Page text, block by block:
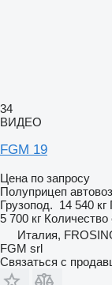
34
ВИДЕО
FGM 19
Цена по запросу
Полуприцеп автовоз
Грузопод. 14 540 кг
5 700 кг Количество
Италия,
FGM srl
Связаться с